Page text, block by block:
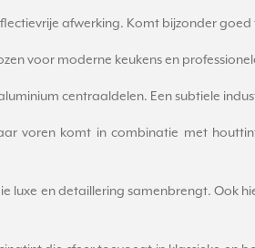
afwerking. Komt bijzonder
voor moderne keukens en
centraaldelen. Een subtiele
voren komt in combinatie met
luxe en detaillering samenbrengt. Ook